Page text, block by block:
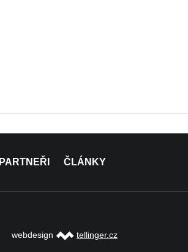
PARTNEŘI ČLÁNKY
webdesign tellinger.cz